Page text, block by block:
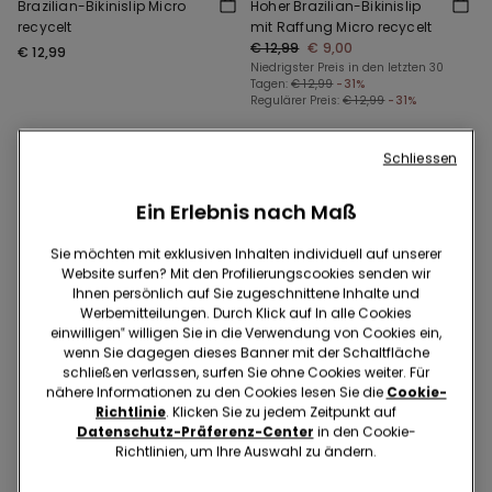
Brazilian-Bikinislip Micro
recycelt
€ 12,99
Hoher Brazilian-Bikinislip
mit Raffung Micro recycelt
€ 12,99 € 9,00
Niedrigster Preis in den letzten 30
Tagen: € 12,99 -31%
Regulärer Preis: € 12,99 -31%
Recyceltes Mikrofaser
Ein Erlebnis nach Maß
Sie möchten mit exklusiven Inhalten individuell auf unserer
Website surfen? Mit den Profilierungscookies senden wir
Ihnen persönlich auf Sie zugeschnittene Inhalte und
Werbemitteilungen. Durch Klick auf In alle Cookies
einwilligen‟ willigen Sie in die Verwendung von Cookies ein,
wenn Sie dagegen dieses Banner mit der Schaltfläche
schließen verlassen, surfen Sie ohne Cookies weiter. Für
nähere Informationen zu den Cookies lesen Sie die Cookie-
Richtlinie. Klicken Sie zu jedem Zeitpunkt auf
Datenschutz-Präferenz-Center in den Cookie-
Richtlinien, um Ihre Auswahl zu ändern.
Schliessen